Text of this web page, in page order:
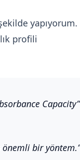
yapıyorum.
profili
Capacity”
önemli bir yöntem.